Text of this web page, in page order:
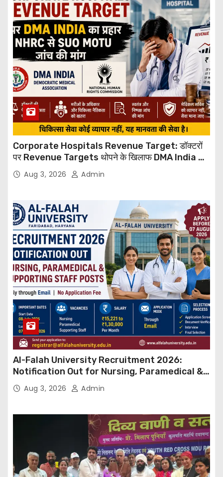
Corporate Hospitals Revenue Target: डॉक्टरों
पर Revenue Targets थोपने के खिलाफ DMA India का
बड़ा कदम, NHRC से Suo Motu जांच की मांग
Aug 3, 2026 Admin
Al-Falah University Recruitment 2026:
Notification Out for Nursing, Paramedical &
Supporting Staff Posts, Apply Through Email
Aug 3, 2026 Admin